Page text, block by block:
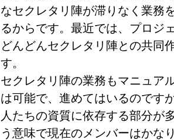
なセクレタリ陣が滞りなく業務
るからです。最近では、プロジ
どんどんセクレタリ陣との共同
す。
セクレタリ陣の業務もマニュア
は可能で、進めてはいるのです
人たちの資質に依存する部分が
う意味で現在のメンバーはかな